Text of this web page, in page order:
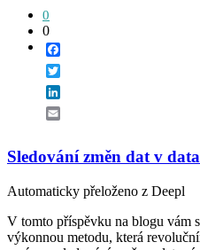
0
0
Sledování změn dat v
Automaticky přeloženo z Deepl
V tomto příspěvku na blogu vám
výkonnou metodu, která